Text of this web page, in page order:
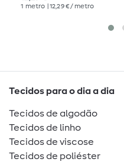
1 metro | 12,29 € / metro
Tecidos para o dia a dia
Tecidos de algodão
Tecidos de linho
Tecidos de viscose
Tecidos de poliéster